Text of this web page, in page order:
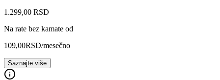
1.299,00 RSD
Na rate bez kamate od
109,00RSD/mesečno
Saznajte više